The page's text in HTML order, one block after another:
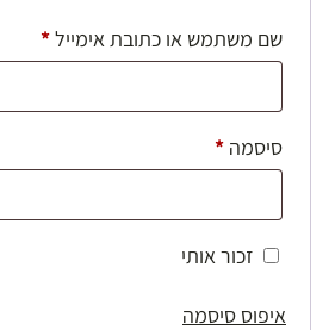
שם משתמש או כתובת אימייל*חובה
סיסמה *חובה
זכור אותי
איפוס סיסמה